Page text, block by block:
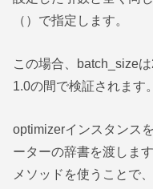
（）で指定します。
この場合、batch_size
1.0の間で検証されます。
optimizerインスタンス
ーターの辞書を渡しま
メソッドを使うことで